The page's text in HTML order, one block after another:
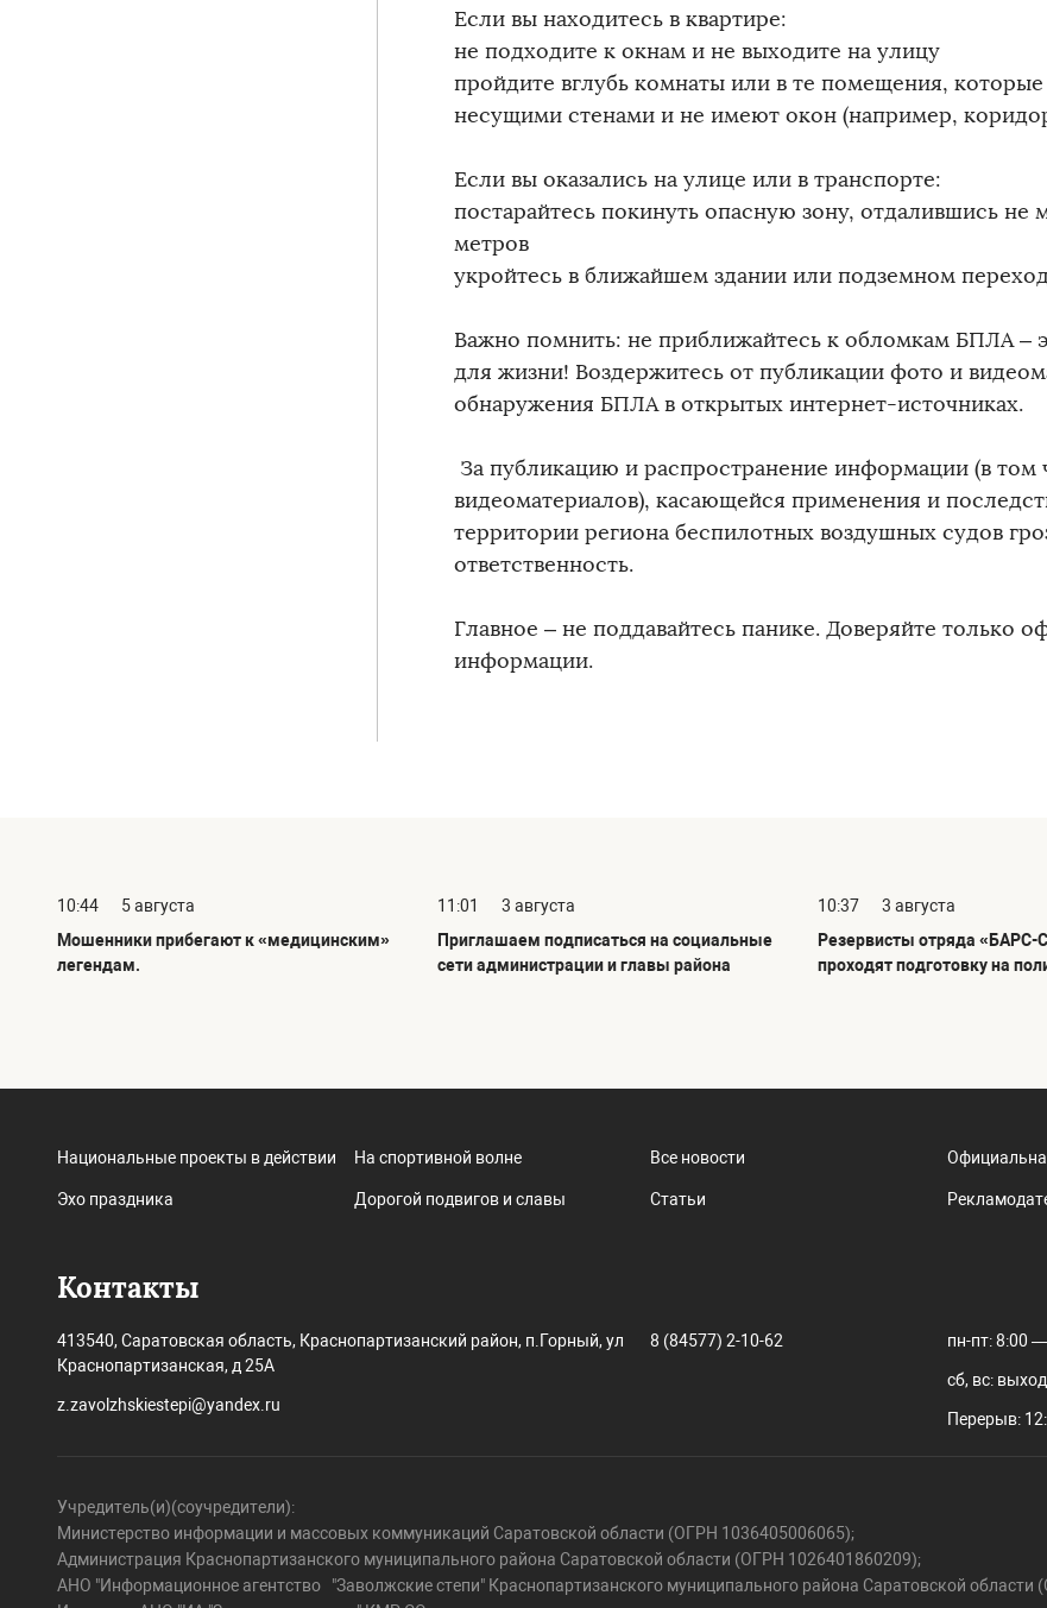
Если вы находитесь в квартире:
не подходите к окнам и не выходите на улицу
пройдите вглубь комнаты или в те помещения,
несущими стенами и не имеют окон (например,
Если вы оказались на улице или в транспорте:
постарайтесь покинуть опасную зону, отдалившись не
метров
укройтесь в ближайшем здании или подземном
Важно помнить: не приближайтесь к обломкам БПЛА –
для жизни! Воздержитесь от публикации фото и
обнаружения БПЛА в открытых интернет-источниках.
За публикацию и распространение информации (в том
видеоматериалов), касающейся применения и
территории региона беспилотных воздушных судов
ответственность.
Главное – не поддавайтесь панике. Доверяйте только
информации.
10:44
5 августа
Мошенники прибегают к «медицинским»
легендам.
11:01
3 августа
Приглашаем подписаться на социальные
сети администрации и главы района
10:37
3 августа
Резервисты отряда «БАРС-
проходят подготовку на
Национальные проекты в действии
Эхо праздника
На спортивной волне
Дорогой подвигов и славы
Все новости
Статьи
Контакты
413540, Саратовская область, Краснопартизанский район, п.Горный, ул
Краснопартизанская, д 25А
z.zavolzhskiestepi@yandex.ru
8 (84577) 2-10-62 пн-пт: 8:00
сб, вс:
Перерыв:
Учредитель(и)(соучредители):
Министерство информации и массовых коммуникаций Саратовской области (ОГРН 1036405006065);
Администрация Краснопартизанского муниципального района Саратовской области (ОГРН 1026401860209);
АНО "Информационное агентство "Заволжские степи" Краснопартизанского муниципального района Саратовской области